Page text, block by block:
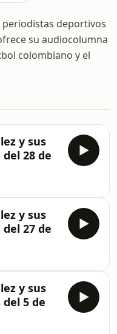
periodistas deportivos
su audiocolumna
colombiano y el
y sus
28 de
y sus
27 de
y sus
5 de